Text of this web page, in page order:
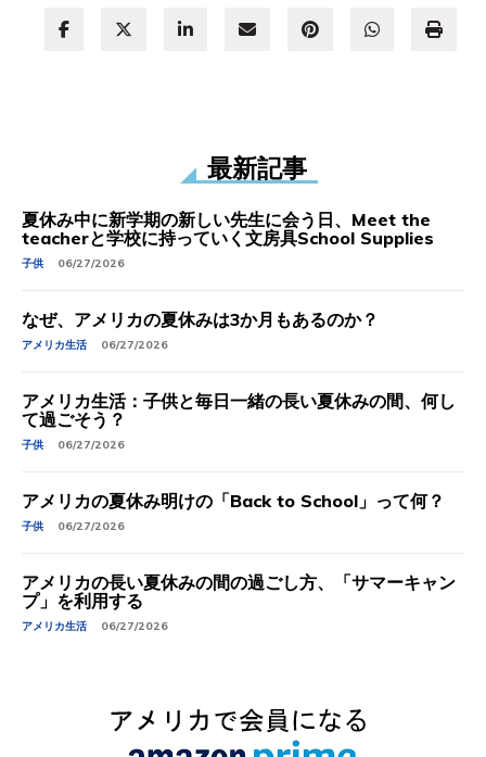
最新記事
夏休み中に新学期の新しい先生に会う日、Meet the
teacherと学校に持っていく文房具School Supplies
子供 06/27/2026
なぜ、アメリカの夏休みは3か月もあるのか？
アメリカ生活 06/27/2026
アメリカ生活：子供と毎日一緒の長い夏休みの間、何し
て過ごそう？
子供 06/27/2026
アメリカの夏休み明けの「Back to School」って何？
子供 06/27/2026
アメリカの長い夏休みの間の過ごし方、「サマーキャン
プ」を利用する
アメリカ生活 06/27/2026